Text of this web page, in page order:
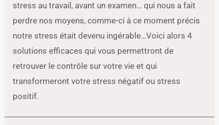
stress au travail, avant un examen… qui nous a fait
perdre nos moyens, comme-ci à ce moment précis
notre stress était devenu ingérable…Voici alors 4
solutions efficaces qui vous permettront de
retrouver le contrôle sur votre vie et qui
transformeront votre stress négatif ou stress
positif.